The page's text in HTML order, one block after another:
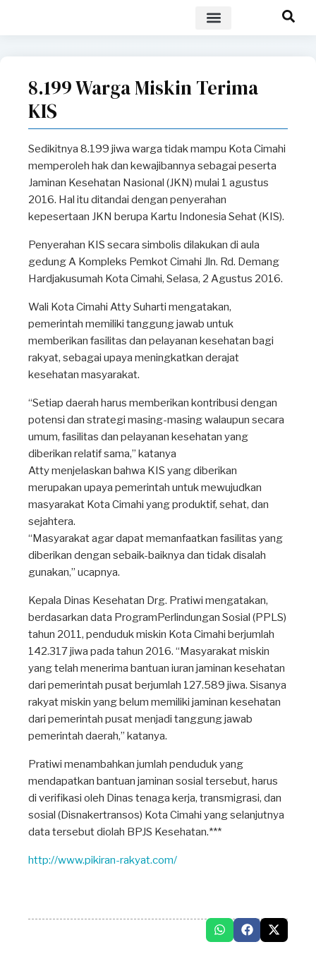
8.199 Warga Miskin Terima
KIS
Sedikitnya 8.199 jiwa warga tidak mampu Kota Cimahi
memperoleh hak dan kewajibannya sebagai peserta
Jaminan Kesehatan Nasional (JKN) mulai 1 agustus
2016. Hal itu ditandai dengan penyerahan
kepesertaan JKN berupa Kartu Indonesia Sehat (KIS).
Penyerahan KIS secara simbolis dilakukan di aula
gedung A Kompleks Pemkot Cimahi Jln. Rd. Demang
Hardjakusumah Kota Cimahi, Selasa, 2 Agustus 2016.
Wali Kota Cimahi Atty Suharti mengatakan,
pemerintah memiliki tanggung jawab untuk
memberikan fasilitas dan pelayanan kesehatan bagi
rakyat, sebagai upaya meningkatkan derajat
kesehatan masyarakat.
“Setiap daerah harus memberikan kontribusi dengan
potensi dan strategi masing-masing walaupun secara
umum, fasilitas dan pelayanan kesehatan yang
diberikan relatif sama,” katanya
Atty menjelaskan bahwa KIS yang diberikan
merupakan upaya pemerintah untuk mewujudkan
masyarakat Kota Cimahi yang produktif, sehat, dan
sejahtera.
“Masyarakat agar dapat memanfaatkan fasilitas yang
diberikan dengan sebaik-baiknya dan tidak disalah
gunakan,” ucapnya.
Kepala Dinas Kesehatan Drg. Pratiwi mengatakan,
berdasarkan data ProgramPerlindungan Sosial (PPLS)
tahun 2011, penduduk miskin Kota Cimahi berjumlah
142.317 jiwa pada tahun 2016. “Masyarakat miskin
yang telah menerima bantuan iuran jaminan kesehatan
dari pemerintah pusat berjumlah 127.589 jiwa. Sisanya
rakyat miskin yang belum memiliki jaminan kesehatan
dari pemerintah pusat menjadi tanggung jawab
pemerintah daerah,” katanya.
Pratiwi menambahkan jumlah penduduk yang
mendapatkan bantuan jaminan sosial tersebut, harus
di verifikasi oleh Dinas tenaga kerja, transmigrasi, dan
sosial (Disnakertransos) Kota Cimahi yang selanjutnya
data tersebut diolah BPJS Kesehatan.***
http://www.pikiran-rakyat.com/